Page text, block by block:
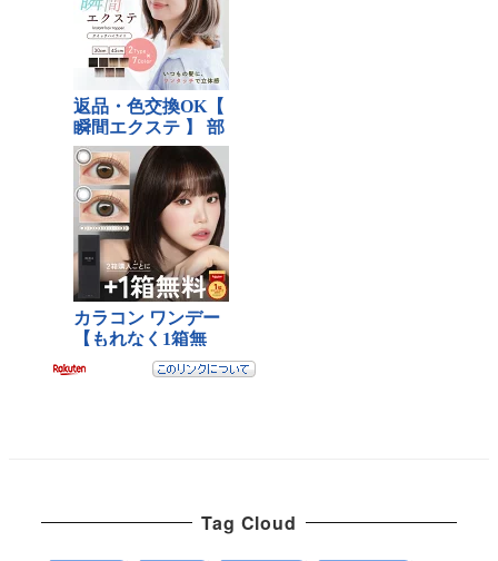
Tag Cloud